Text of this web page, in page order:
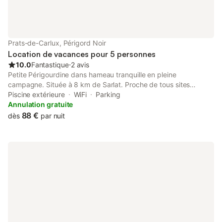
repasser, étendoir. *Une terrasse avec salon de jardin, bains de
soleil et barbecue. *Garage pour entreposer vélos, coffre de
Prats-de-Carlux, Périgord Noir
Location de vacances pour 5 personnes
10.0Fantastique⋅2 avis
Petite Périgourdine dans hameau tranquille en pleine
campagne. Située à 8 km de Sarlat. Proche de tous sites
touristiques du Périgord Noir et du Lot. Piscine privée chauffée .
Climatisation. Terrasse.
Piscine extérieure WiFi
Parking
Annulation gratuite
dès 88 € par nuit